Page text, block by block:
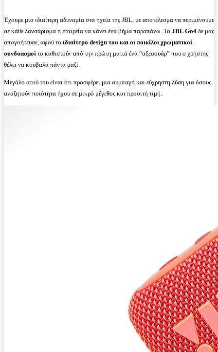
Έχουμε μια ιδιαίτερη αδυναμία στα ηχεία της JBL, με αποτέλεσμα να περιμένουμε
σε κάθε λανσάρισμα η εταιρεία να κάνει ένα βήμα παραπάνω. Το JBL Go4 δε μας
απογοήτευσε, αφού το ιδιαίτερο design του και οι ποικίλοι χρωματικοί
συνδυασμοί το καθιστούν από την πρώτη ματιά ένα “αξεσουάρ” που ο χρήστης
θέλει να κουβαλά πάντα μαζί.
Μεγάλο ατού του είναι ότι προσφέρει μια συμπαγή και εύχρηστη λύση για όσους
αναζητούν ποιότητα ήχου σε μικρό μέγεθος και προσιτή τιμή.